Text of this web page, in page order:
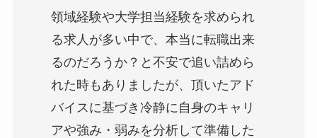
領域経験や大学担当経験を求められ
る求人が多い中で、本当に転職出来
るのだろうか？と不安で追い詰めら
れた時もありましたが、頂いたアド
バイスに基づき冷静に自身のキャリ
アや強み・弱みを分析して準備した